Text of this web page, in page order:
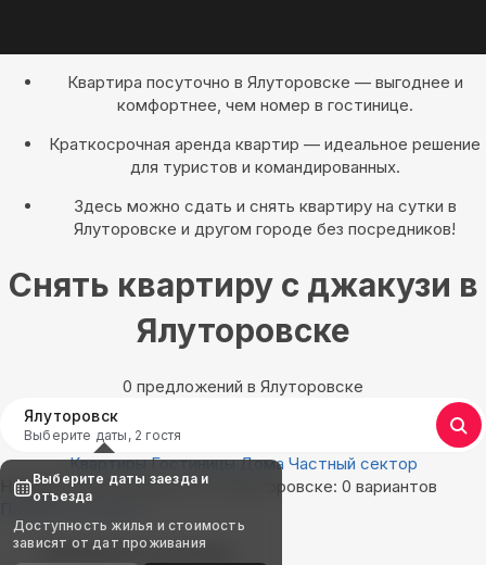
Квартира посуточно в Ялуторовске — выгоднее и
комфортнее, чем номер в гостинице.
Краткосрочная аренда квартир — идеальное решение
для туристов и командированных.
Здесь можно сдать и снять квартиру на сутки в
Ялуторовске и другом городе без посредников!
Снять квартиру с джакузи в
Ялуторовске
0 предложений в Ялуторовске
Ялуторовск
Выберите даты, 2 гостя
Квартиры Гостиницы Дома Частный сектор
Найдём, где остановиться в Ялуторовске: 0 вариантов
Показать на карте
Выбирайте лучшее
Выберите даты заезда и
отъезда
Доступность жилья и стоимость
зависят от дат проживания